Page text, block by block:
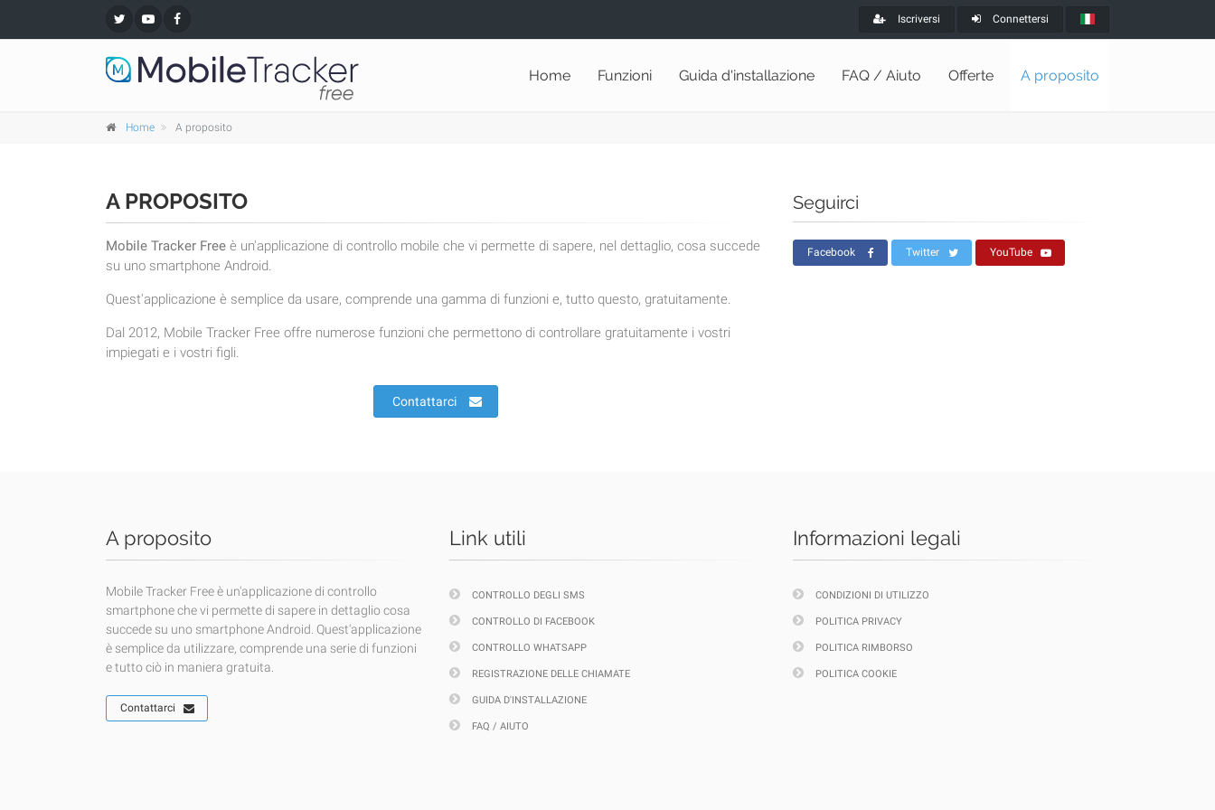
Iscriversi Connettersi
Home Funzioni Guida d'installazione FAQ / Aiuto Offerte A proposito
Home A proposito
A PROPOSITO
Mobile Tracker Free è un'applicazione di controllo mobile che vi permette di sapere, nel dettaglio, cosa succede
su uno smartphone Android.
Quest'applicazione è semplice da usare, comprende una gamma di funzioni e, tutto questo, gratuitamente.
Dal 2012, Mobile Tracker Free offre numerose funzioni che permettono di controllare gratuitamente i vostri
impiegati e i vostri figli.
Contattarci
Seguirci
Facebook Twitter YouTube
A proposito
Mobile Tracker Free è un'applicazione di controllo
smartphone che vi permette di sapere in dettaglio cosa
succede su uno smartphone Android. Quest'applicazione
è semplice da utilizzare, comprende una serie di funzioni
e tutto ciò in maniera gratuita.
Contattarci
Link utili
CONTROLLO DEGLI SMS
CONTROLLO DI FACEBOOK
CONTROLLO WHATSAPP
REGISTRAZIONE DELLE CHIAMATE
GUIDA D'INSTALLAZIONE
FAQ / AIUTO
Informazioni legali
CONDIZIONI DI UTILIZZO
POLITICA PRIVACY
POLITICA RIMBORSO
POLITICA COOKIE